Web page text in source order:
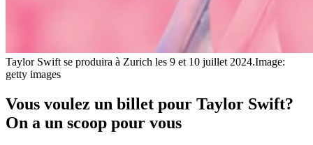
Taylor Swift se produira à Zurich les 9 et 10 juillet 2024.Image:
getty images
Vous voulez un billet pour Taylor Swift?
On a un scoop pour vous